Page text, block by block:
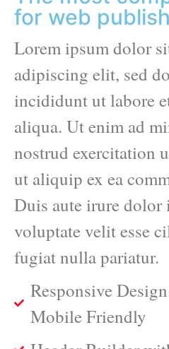
for web
Lorem ipsum dolor
adipiscing elit, sed
incididunt ut labore
aliqua. Ut enim ad
nostrud exercitation
ut aliquip ex ea
Duis aute irure dolor
voluptate velit esse
fugiat nulla pariatur.
Responsive
Mobile Friendly